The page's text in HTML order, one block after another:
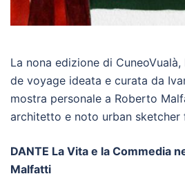
La nona edizione di
de voyage ideata e curata da
mostra personale a Roberto
architetto e noto urban sketcher
DANTE La Vita e la Commedia
Malfatti